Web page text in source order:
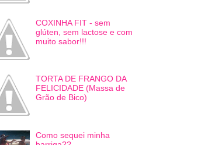
COXINHA FIT - sem
glúten, sem lactose e com
muito sabor!!!
TORTA DE FRANGO DA
FELICIDADE (Massa de
Grão de Bico)
Como sequei minha